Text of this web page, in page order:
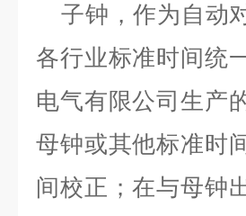
子钟，作为自动
各行业标准时间统
电气有限公司生产
母钟或其他标准时
间校正；在与母钟